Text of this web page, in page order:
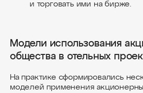
и торговать ими на бирже.
Модели использования
общества в отельных
На практике сформировались
моделей применения